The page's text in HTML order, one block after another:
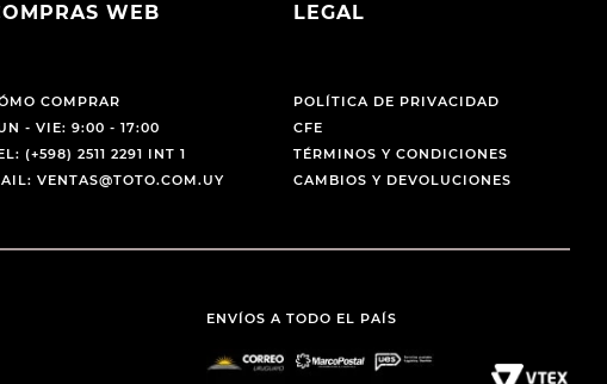
WEB
COMPRAR
- VIE: 9:00 - 17:00
(+598) 2511 2291 INT 1
VENTAS@TOTO.COM.UY
LEGAL
POLÍTICA DE PRIVACIDAD
CFE
TÉRMINOS Y CONDICIONES
CAMBIOS Y DEVOLUCIONES
ENVÍOS A TODO EL PAÍS